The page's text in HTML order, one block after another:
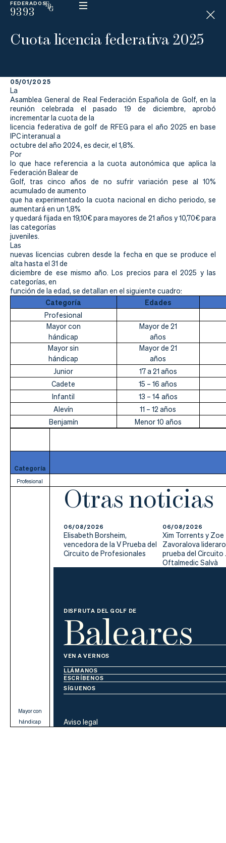
FEDERADOS
9393
ESP
N
D
La
Federación
Federarse
Jugar
Aprender
Actualidad
Tienda
Cuota licencia federativa 2025
05/01/2025
La
Asamblea General de Real Federación Española de Golf, en la
reunión celebrada el pasado 19 de diciembre, aprobó
incrementar la cuota de la
licencia federativa de golf de RFEG para el año 2025 en base
IPC interanual a
octubre del año 2024, es decir, el 1,8%.
Por
lo que hace referencia a la cuota autonómica que aplica la
Federación Balear de
Golf, tras cinco años de no sufrir variación pese al 10%
acumulado de aumento
que ha experimentado la cuota nacional en dicho periodo, se
aumentará en un 1,8%
y quedará fijada en 19,10€ para mayores de 21 años y 10,70€ para
las categorías
juveniles.
Las
nuevas licencias cubren desde la fecha en que se produce el
alta hasta el 31 de
diciembre de ese mismo año. Los precios para el 2025 y las
categorías, en
función de la edad, se detallan en el siguiente cuadro:
Categoría Edades
Profesional
Mayor con
hándicap
Mayor de 21
años
Mayor sin
hándicap
Mayor de 21
años
Junior
17 a 21 años
Cadete
15 – 16 años
Infantil
13 – 14 años
Alevín
11 – 12 años
Benjamín
Menor 10 años
Categoría
Profesional
Mayor con
hándicap
Otras noticias
06/08/2026
Elisabeth Borsheim,
vencedora de la V Prueba del
Circuito de Profesionales
06/08/2026
Xim Torrents y Zoe
Zavoralova
prueba del Circuito
Oftalmedic Salvà
DISFRUTA DEL GOLF DE
Baleares
VEN A VERNOS
LLÁMANOS
ESCRÍBENOS
SÍGUENOS
Aviso legal